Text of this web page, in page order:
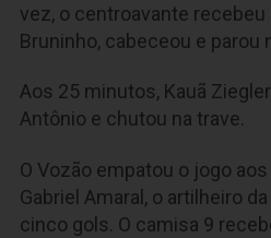
vez, o centroavante
Bruninho, cabeceou e parou
Aos 25 minutos, Kauã
Antônio e chutou na trave.
O Vozão empatou o jogo
Gabriel Amaral, o artilheiro
cinco gols. O camisa 9